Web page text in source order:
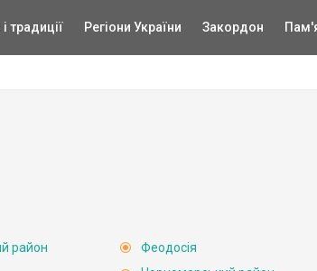
і традиції Регіони України Закордон
район
Феодосія